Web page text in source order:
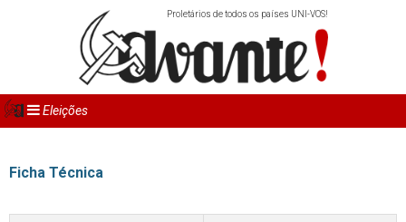
Proletários de todos os países UNI-VOS!
Eleições
Ficha Técnica